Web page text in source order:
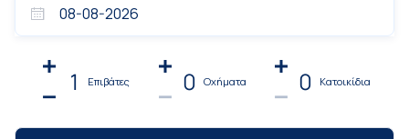
1 Επιβάτες 0 Οχήματα 0 Κατοικίδια